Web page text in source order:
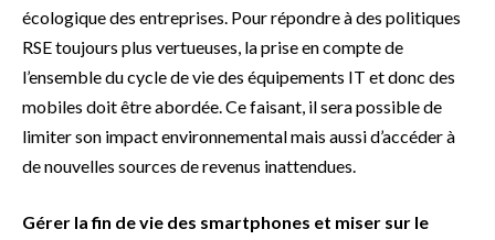
écologique des entreprises. Pour répondre à des politiques
RSE toujours plus vertueuses, la prise en compte de
l’ensemble du cycle de vie des équipements IT et donc des
mobiles doit être abordée. Ce faisant, il sera possible de
limiter son impact environnemental mais aussi d’accéder à
de nouvelles sources de revenus inattendues.
Gérer la fin de vie des smartphones et miser sur le